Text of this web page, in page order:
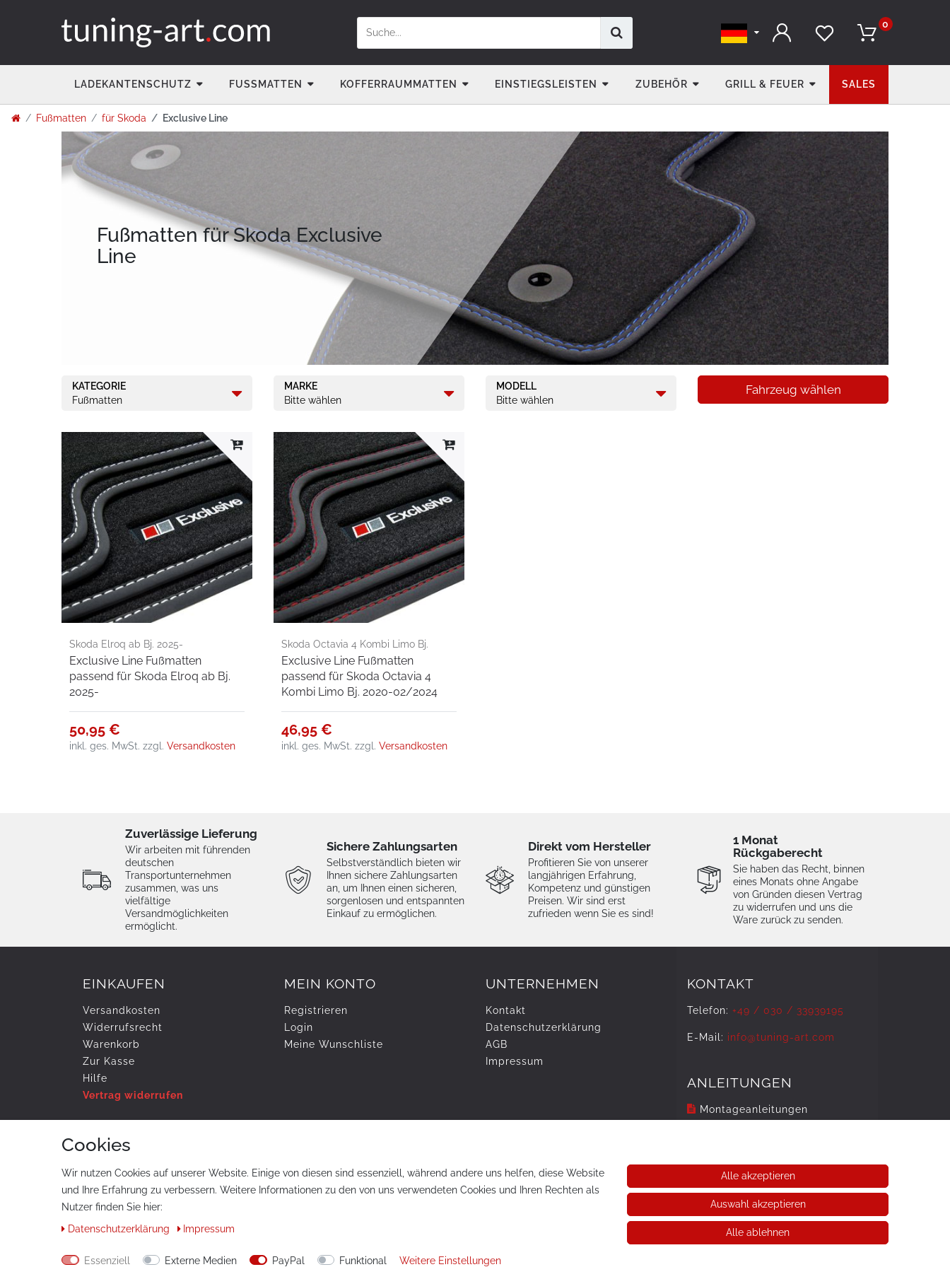
0
LADEKANTENSCHUTZ FUSSMATTEN KOFFERRAUMMATTEN EINSTIEGSLEISTEN ZUBEHÖR GRILL & FEUER SALES
Fußmatten für Skoda Exclusive Line
Fußmatten für Skoda Exclusive
Line
KATEGORIE
Fußmatten
MARKE
Bitte wählen
MODELL
Bitte wählen
Fahrzeug wählen
Skoda Elroq ab Bj. 2025-
Exclusive Line Fußmatten
passend für Skoda Elroq ab Bj.
2025-
50,95 €
inkl. ges. MwSt. zzgl.Versandkosten
Skoda Octavia 4 Kombi Limo Bj.
2020-02/2024
Exclusive Line Fußmatten
passend für Skoda Octavia 4
Kombi Limo Bj. 2020-02/2024
46,95 €
inkl. ges. MwSt. zzgl.Versandkosten
Zuverlässige Lieferung
Wir arbeiten mit führenden
deutschen
Transportunternehmen
zusammen, was uns
vielfältige
Versandmöglichkeiten
ermöglicht.
Sichere Zahlungsarten
Selbstverständlich bieten wir
Ihnen sichere Zahlungsarten
an, um Ihnen einen sicheren,
sorgenlosen und entspannten
Einkauf zu ermöglichen.
Direkt vom Hersteller
Profitieren Sie von unserer
langjährigen Erfahrung,
Kompetenz und günstigen
Preisen. Wir sind erst
zufrieden wenn Sie es sind!
1 Monat
Rückgaberecht
Sie haben das Recht, binnen
eines Monats ohne Angabe
von Gründen diesen Vertrag
zu widerrufen und uns die
Ware zurück zu senden.
EINKAUFEN
Versandkosten
Widerrufs­recht
Warenkorb
Zur Kasse
Hilfe
Vertrag widerrufen
MEIN KONTO
Registrieren
Login
Meine Wunschliste
UNTERNEHMEN
Kontakt
Daten­schutz­erklärung
AGB
Impressum
ZAHLUNG & VERSAND
KONTAKT
Telefon: +49 / 030 / 33939195
E-Mail: info@tuning-art.com
ANLEITUNGEN
Montageanleitungen
© Copyright 2026 tuning-art.com GmbH. Alle Rechte vorbehalten.
Cookies
Wir nutzen Cookies auf unserer Website. Einige von diesen sind essenziell, während andere uns helfen, diese Website
und Ihre Erfahrung zu verbessern. Weitere Informationen zu den von uns verwendeten Cookies und Ihren Rechten als
Nutzer finden Sie hier:
Daten­schutz­erklärung
Impressum
Essenziell Externe Medien PayPal Funktional Weitere Einstellungen
Alle akzeptieren
Auswahl akzeptieren
Alle ablehnen